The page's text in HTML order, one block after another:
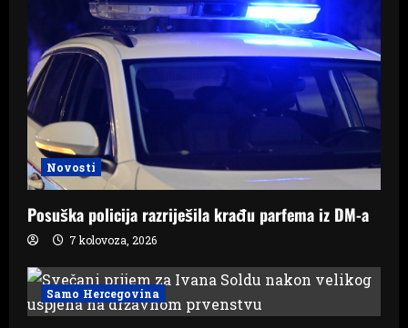
Novosti
Posuška policija razriješila krađu parfema iz DM-a
7 kolovoza, 2026
Samo Hercegovina